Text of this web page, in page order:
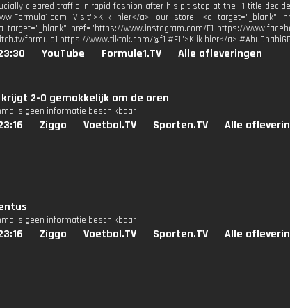
cleared traffic in rapid fashion after his pit stop at the F1 title
Visit">Klik hier</a> our store: <a target="_blank"
target="_blank" href="https://www.instagram.com/F1 https://
formula1 https://www.tiktok.com/@f1 #F1">Klik hier</a> #AbuDhabiGP
YouTube Formule1.TV Alle afleveringen
krijgt 2-0 gemakkelijk om de oren
is geen informatie beschikbaar
Ziggo Voetbal.TV Sporten.TV Alle
is geen informatie beschikbaar
Ziggo Voetbal.TV Sporten.TV Alle